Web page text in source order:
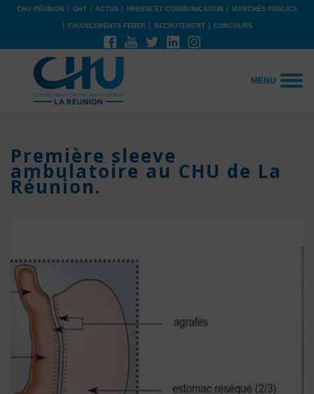
CHU RÉUNION GHT ACTUS PRESSE ET COMMUNICATION MARCHÉS PUBLICS
FINANCEMENTS FEDER RECRUTEMENT CONCOURS
MENU
Première sleeve
ambulatoire au CHU de La
Réunion.